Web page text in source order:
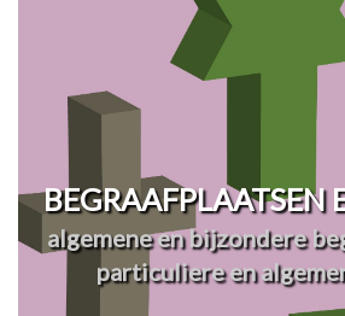
BEGRAAFPLAATSEN
algemene en bijzondere
particuliere en